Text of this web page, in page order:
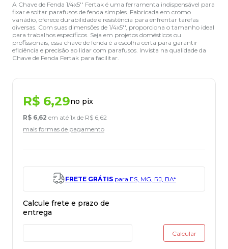
A Chave de Fenda 1/4x5'' Fertak é uma ferramenta indispensável para
fixar e soltar parafusos de fenda simples. Fabricada em cromo
vanádio, oferece durabilidade e resistência para enfrentar tarefas
diversas. Com suas dimensões de 1/4x5'', proporciona o tamanho ideal
para trabalhos específicos. Seja em projetos domésticos ou
profissionais, essa chave de fenda é a escolha certa para garantir
eficiência e precisão ao lidar com parafusos. Invista na qualidade da
Chave de Fenda Fertak para facilitar.
R$ 6,29no pix
R$ 6,62 em até 1x de R$ 6,62
mais formas de pagamento
FRETE GRÁTISpara ES, MG, RJ, BA*